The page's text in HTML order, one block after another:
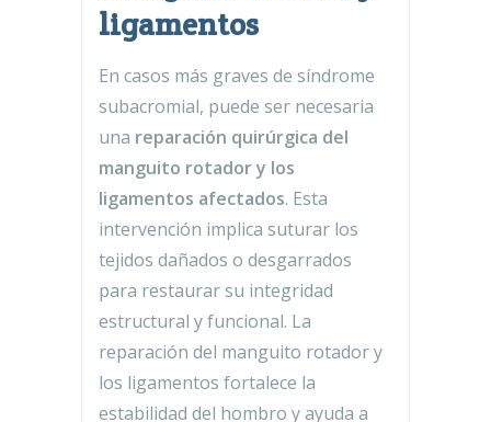
ligamentos
En casos más graves de síndrome
subacromial, puede ser necesaria
una reparación quirúrgica del
manguito rotador y los
ligamentos afectados. Esta
intervención implica suturar los
tejidos dañados o desgarrados
para restaurar su integridad
estructural y funcional. La
reparación del manguito rotador y
los ligamentos fortalece la
estabilidad del hombro y ayuda a